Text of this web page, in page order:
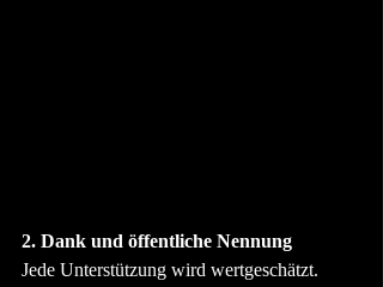
2. Dank und öffentliche Nennung
Jede Unterstützung wird wertgeschätzt.